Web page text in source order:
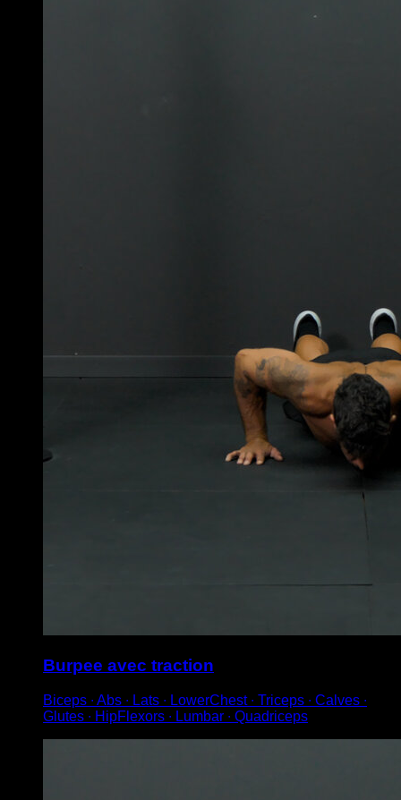
Burpee avec traction
Biceps ∙ Abs ∙ Lats ∙ LowerChest ∙ Triceps ∙ Calves ∙
Glutes ∙ HipFlexors ∙ Lumbar ∙ Quadriceps